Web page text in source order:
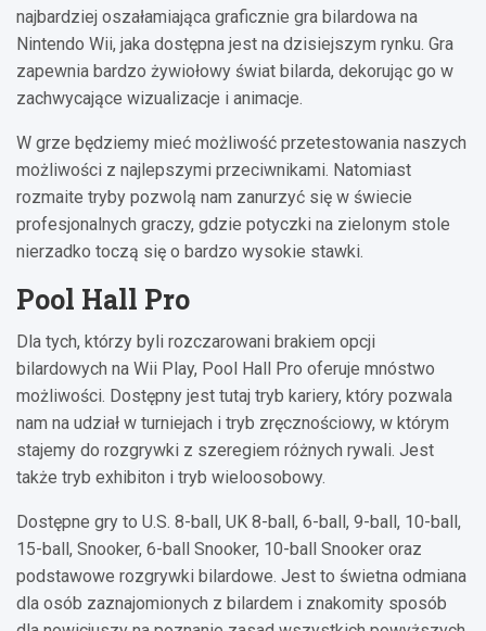
najbardziej oszałamiająca graficznie gra bilardowa na
Nintendo Wii, jaka dostępna jest na dzisiejszym rynku. Gra
zapewnia bardzo żywiołowy świat bilarda, dekorując go w
zachwycające wizualizacje i animacje.
W grze będziemy mieć możliwość przetestowania naszych
możliwości z najlepszymi przeciwnikami. Natomiast
rozmaite tryby pozwolą nam zanurzyć się w świecie
profesjonalnych graczy, gdzie potyczki na zielonym stole
nierzadko toczą się o bardzo wysokie stawki.
Pool Hall Pro
Dla tych, którzy byli rozczarowani brakiem opcji
bilardowych na Wii Play, Pool Hall Pro oferuje mnóstwo
możliwości. Dostępny jest tutaj tryb kariery, który pozwala
nam na udział w turniejach i tryb zręcznościowy, w którym
stajemy do rozgrywki z szeregiem różnych rywali. Jest
także tryb exhibiton i tryb wieloosobowy.
Dostępne gry to U.S. 8-ball, UK 8-ball, 6-ball, 9-ball, 10-ball,
15-ball, Snooker, 6-ball Snooker, 10-ball Snooker oraz
podstawowe rozgrywki bilardowe. Jest to świetna odmiana
dla osób zaznajomionych z bilardem i znakomity sposób